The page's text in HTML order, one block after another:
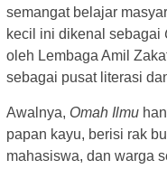
semangat belajar
kecil ini dikenal sebagai
oleh Lembaga Amil
sebagai pusat literasi
Awalnya, Omah Ilmu
papan kayu, berisi rak
mahasiswa, dan warga